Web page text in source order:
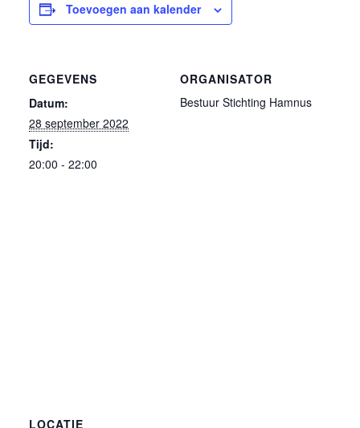
Toevoegen aan kalender
GEGEVENS
Datum:
28 september 2022
Tijd:
20:00 - 22:00
ORGANISATOR
Bestuur Stichting Hamnus
LOCATIE